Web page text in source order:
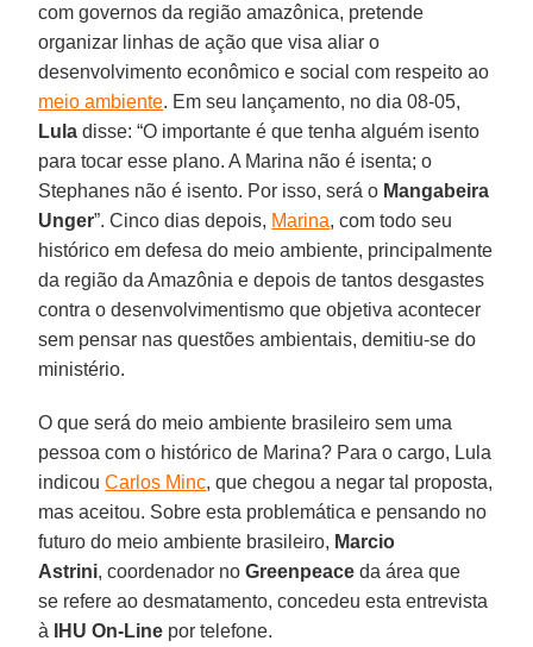
com governos da região amazônica, pretende
organizar linhas de ação que visa aliar o
desenvolvimento econômico e social com respeito ao
meio ambiente. Em seu lançamento, no dia 08-05,
Lula disse: “O importante é que tenha alguém isento
para tocar esse plano. A Marina não é isenta; o
Stephanes não é isento. Por isso, será o Mangabeira
Unger”. Cinco dias depois, Marina, com todo seu
histórico em defesa do meio ambiente, principalmente
da região da Amazônia e depois de tantos desgastes
contra o desenvolvimentismo que objetiva acontecer
sem pensar nas questões ambientais, demitiu-se do
ministério.
O que será do meio ambiente brasileiro sem uma
pessoa com o histórico de Marina? Para o cargo, Lula
indicouCarlos Minc, que chegou a negar tal proposta,
mas aceitou. Sobre esta problemática e pensando no
futuro do meio ambiente brasileiro, Marcio
Astrini, coordenador noGreenpeace da área que
se refere ao desmatamento, concedeu esta entrevista
à
IHU On-Line por telefone.